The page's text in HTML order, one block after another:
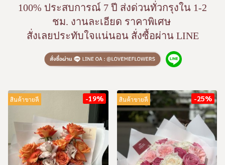
100% ประสบการณ์ 7 ปี ส่งด่วนทั่วกรุงใน 1-2
ชม. งานละเอียด ราคาพิเศษ
สั่งเลยประทับใจแน่นอน สั่งซื้อผ่าน LINE
สินค้าขายดี -19% สินค้าขายดี -25%